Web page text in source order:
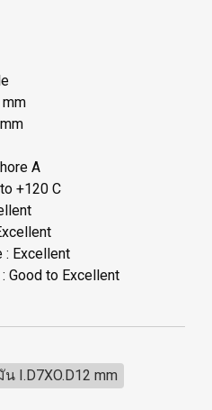
mm
A
+120 C
: Excellent
Good to Excellent
I.D7XO.D12 mm